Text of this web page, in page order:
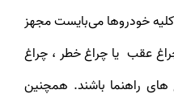
کلیه خودروها می‌بایست مجهز
چراغ عقب یا چراغ خطر ، چراغ
های راهنما باشند. همچنین